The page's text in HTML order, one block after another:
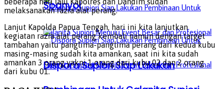
Dispora Supiori Siap Lakukan
Spanyol
melaksanakan razia alat perang.
Lanjut Kapolda Papua Tengah, hari ini kita lanjutkan
kegiatan razia alat perang kembali namun dengan target
tambahan yaitu panglima-panglima perang dari kedua kubu
masing-masing sudah kita amankan, saat ini kita sudah
amankan 3 orang yakni 1 orang dari kubu 02 dan 2 orang
dari kubu 01.